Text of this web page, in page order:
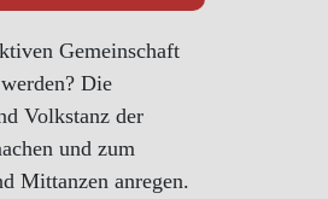
Gemeinschaft
Die
Volkstanz der
und zum
Mittanzen anregen.